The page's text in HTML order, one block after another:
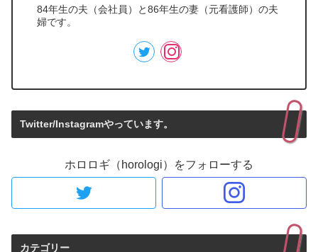
84年生の夫（会社員）と86年生の妻（元看護師）の夫
婦です。
Twitter/Instagramやっています。
ホロロギ（horologi）をフォローする
カテゴリー